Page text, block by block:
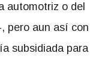
automotriz o del
pero aun así con
subsidiada para